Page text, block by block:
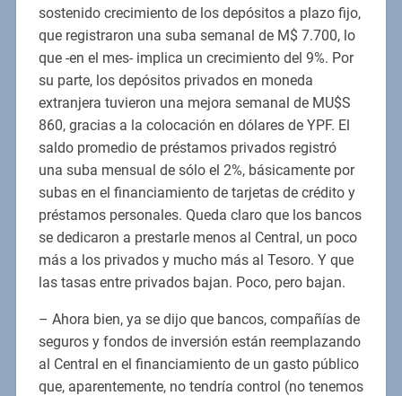
sostenido crecimiento de los depósitos a plazo fijo,
que registraron una suba semanal de M$ 7.700, lo
que -en el mes- implica un crecimiento del 9%. Por
su parte, los depósitos privados en moneda
extranjera tuvieron una mejora semanal de MU$S
860, gracias a la colocación en dólares de YPF. El
saldo promedio de préstamos privados registró
una suba mensual de sólo el 2%, básicamente por
subas en el financiamiento de tarjetas de crédito y
préstamos personales. Queda claro que los bancos
se dedicaron a prestarle menos al Central, un poco
más a los privados y mucho más al Tesoro. Y que
las tasas entre privados bajan. Poco, pero bajan.
– Ahora bien, ya se dijo que bancos, compañías de
seguros y fondos de inversión están reemplazando
al Central en el financiamiento de un gasto público
que, aparentemente, no tendría control (no tenemos